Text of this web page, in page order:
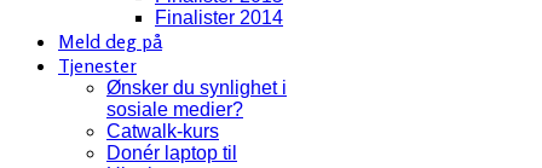
Finalister 2014
Meld deg på
Tjenester
Ønsker du synlighet i
sosiale medier?
Catwalk-kurs
Donér laptop til